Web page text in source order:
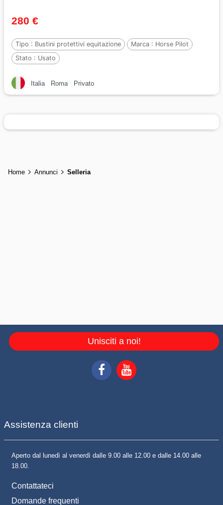
280 €
Tipo : Bustini protettivi equitazione Marca : Horse Pilot
Stato : Usato
Italia Roma Privato
Home Annunci Selleria
Unisciti a noi!
Assistenza clienti
Aperto dal lunedì al venerdì dalle 9.00 alle 12.00 e dalle 14.00 alle
18.00.
Contattateci
Domande frequenti